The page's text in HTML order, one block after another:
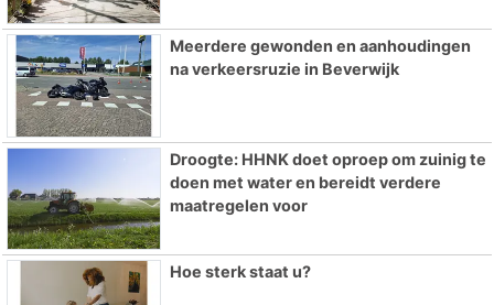
Meerdere gewonden en aanhoudingen
na verkeersruzie in Beverwijk
Droogte: HHNK doet oproep om zuinig te
doen met water en bereidt verdere
maatregelen voor
Hoe sterk staat u?